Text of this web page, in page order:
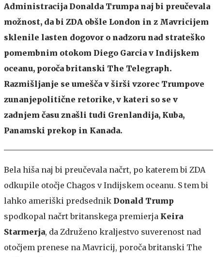
Administracija Donalda Trumpa naj bi preučevala
možnost, da bi ZDA obšle London in z Mavricijem
sklenile lasten dogovor o nadzoru nad strateško
pomembnim otokom Diego Garcia v Indijskem
oceanu, poroča britanski The Telegraph.
Razmišljanje se umešča v širši vzorec Trumpove
zunanjepolitične retorike, v kateri so se v
zadnjem času znašli tudi Grenlandija, Kuba,
Panamski prekop in Kanada.
Bela hiša naj bi preučevala načrt, po katerem bi ZDA
odkupile otočje Chagos v Indijskem oceanu. S tem bi
lahko ameriški predsednik Donald Trump
spodkopal načrt britanskega premierja Keira
Starmerja, da Združeno kraljestvo suverenost nad
otočjem prenese na Mavricij, poroča britanski The